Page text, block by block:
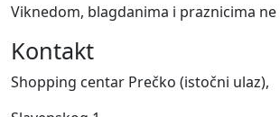
Viknedom, blagdanima i praznicima
Kontakt
Shopping centar Prečko (istočni ulaz),